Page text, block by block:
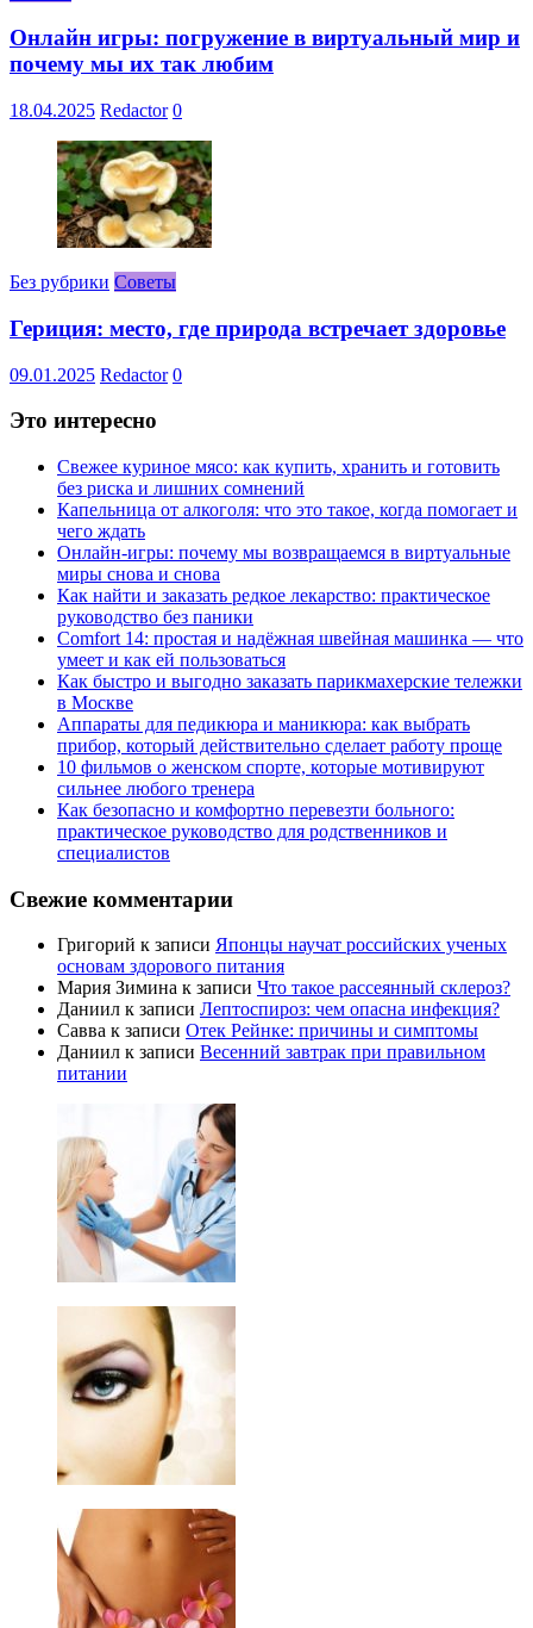
Онлайн игры: погружение в виртуальный мир и
почему мы их так любим
18.04.2025 Redactor 0
Без рубрики Советы
Гериция: место, где природа встречает здоровье
09.01.2025 Redactor 0
Это интересно
Свежее куриное мясо: как купить, хранить и готовить
без риска и лишних сомнений
Капельница от алкоголя: что это такое, когда помогает и
чего ждать
Онлайн-игры: почему мы возвращаемся в виртуальные
миры снова и снова
Как найти и заказать редкое лекарство: практическое
руководство без паники
Comfort 14: простая и надёжная швейная машинка — что
умеет и как ей пользоваться
Как быстро и выгодно заказать парикмахерские тележки
в Москве
Аппараты для педикюра и маникюра: как выбрать
прибор, который действительно сделает работу проще
10 фильмов о женском спорте, которые мотивируют
сильнее любого тренера
Как безопасно и комфортно перевезти больного:
практическое руководство для родственников и
специалистов
Свежие комментарии
Григорий к записи Японцы научат российских ученых
основам здорового питания
Мария Зимина к записи Что такое рассеянный склероз?
Даниил к записи Лептоспироз: чем опасна инфекция?
Савва к записи Отек Рейнке: причины и симптомы
Даниил к записи Весенний завтрак при правильном
питании